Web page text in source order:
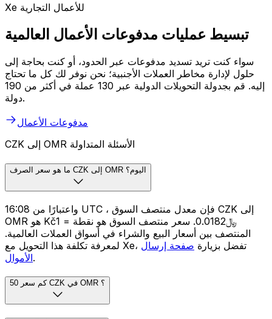
Xe للأعمال التجارية
تبسيط عمليات مدفوعات الأعمال العالمية
سواء كنت تريد تسديد مدفوعات عبر الحدود، أو كنت بحاجة إلى
حلول لإدارة مخاطر العملات الأجنبية؛ نحن نوفر لك كل ما تحتاج
إليه. قم بجدولة التحويلات الدولية عبر 130 عملة في أكثر من 190
دولة.
مدفوعات الأعمال
CZK إلى OMR الأسئلة المتداولة
ما هو سعر الصرف CZK إلى OMR اليوم؟
واعتبارًا من 16:08 UTC ، فإن معدل منتصف السوق CZK إلى
OMR هو Kč1 = ﷼0.0182. سعر منتصف السوق هو نقطة
المنتصف بين أسعار البيع والشراء في أسواق العملات العالمية.
لمعرفة تكلفة هذا التحويل مع Xe، تفضل بزيارة صفحة إرسال
الأموال.
كم سعر 50 CZK في OMR ؟